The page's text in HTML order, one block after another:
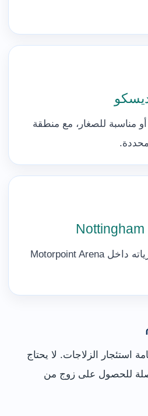
للصغار، مع منطقة
يلعب فريق الهوكي مبارياته داخل Motorpoint Arena
استئجار الزلاجات. لا يحتاج
للحصول على زوج من